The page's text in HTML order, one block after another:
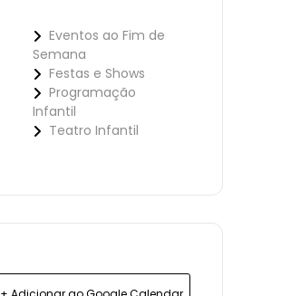
Eventos ao Fim de
Semana
Festas e Shows
Programação
Infantil
Teatro Infantil